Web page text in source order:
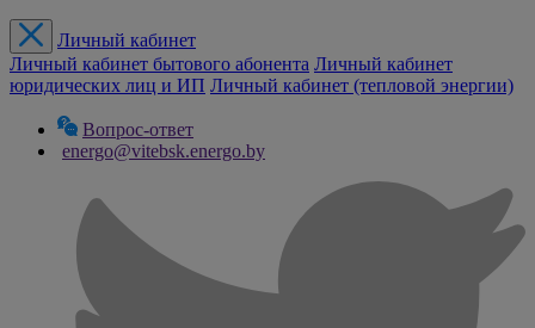
Личный кабинет
Личный кабинет бытового абонента Личный кабинет
юридических лиц и ИП Личный кабинет (тепловой энергии)
Вопрос-ответ
energo@vitebsk.energo.by